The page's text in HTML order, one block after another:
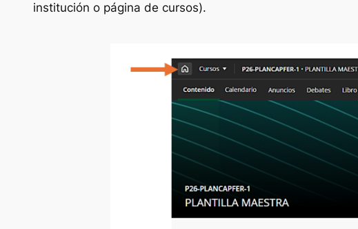
institución o página de cursos).